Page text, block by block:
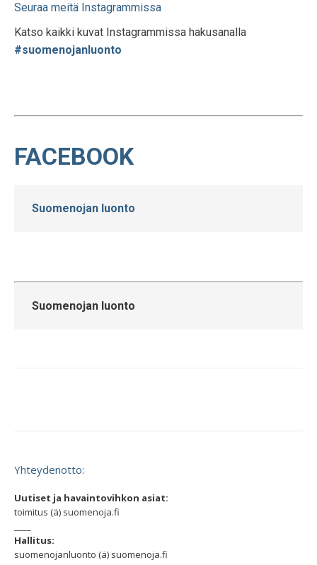
Seuraa meitä Instagrammissa
Katso kaikki kuvat Instagrammissa hakusanalla
#suomenojanluonto
FACEBOOK
Suomenojan luonto
Suomenojan luonto
Yhteydenotto:
Uutiset ja havaintovihkon asiat:
toimitus (ä) suomenoja.fi
Hallitus:
suomenojanluonto (ä) suomenoja.fi